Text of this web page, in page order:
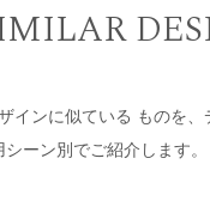
インに似ている ものを、
ーン別でご紹介します。